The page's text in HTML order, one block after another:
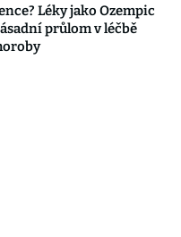
Léky jako Ozempic
průlom v léčbě